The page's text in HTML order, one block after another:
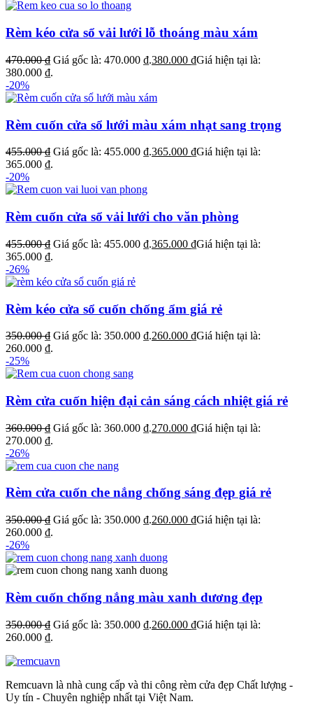
Rèm kéo cửa sổ vải lưới lỗ thoáng màu xám
470.000₫ Giá gốc là: 470.000 ₫.380.000 ₫Giá hiện tại là:
380.000 ₫.
-20%
Rèm cuốn cửa sổ lưới màu xám nhạt sang trọng
455.000₫ Giá gốc là: 455.000 ₫.365.000 ₫Giá hiện tại là:
365.000 ₫.
-20%
Rèm cuốn cửa sổ vải lưới cho văn phòng
455.000₫ Giá gốc là: 455.000 ₫.365.000 ₫Giá hiện tại là:
365.000 ₫.
-26%
Rèm kéo cửa sổ cuốn chống ẩm giá rẻ
350.000₫ Giá gốc là: 350.000 ₫.260.000 ₫Giá hiện tại là:
260.000 ₫.
-25%
Rèm cửa cuốn hiện đại cản sáng cách nhiệt giá rẻ
360.000₫ Giá gốc là: 360.000 ₫.270.000 ₫Giá hiện tại là:
270.000 ₫.
-26%
Rèm cửa cuốn che nắng chống sáng đẹp giá rẻ
350.000₫ Giá gốc là: 350.000 ₫.260.000 ₫Giá hiện tại là:
260.000 ₫.
-26%
Rèm cuốn chống nắng màu xanh dương đẹp
350.000₫ Giá gốc là: 350.000 ₫.260.000 ₫Giá hiện tại là:
260.000 ₫.
Remcuavn là nhà cung cấp và thi công rèm cửa đẹp Chất lượng -
Uy tín - Chuyên nghiệp nhất tại Việt Nam.